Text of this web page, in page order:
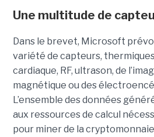
Une multitude de
Dans le brevet, Microsoft
variété de capteurs,
cardiaque, RF, ultrason, de
magnétique ou des
L’ensemble des données
aux ressources de calcul
pour miner de la